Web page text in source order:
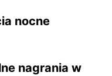
nocne
nagrania w